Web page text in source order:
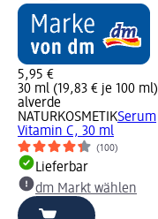
5,95 €
30 ml (19,83 € je 100 ml)
alverde
NATURKOSMETIKSerum
Vitamin C, 30 ml
(100)
Lieferbar
dm Markt wählen